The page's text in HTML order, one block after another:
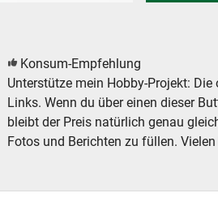
Konsum-Empfehlung
Unterstütze mein Hobby-Projekt:
Links. Wenn du über einen dieser
bleibt der Preis natürlich genau
Fotos und Berichten zu füllen.